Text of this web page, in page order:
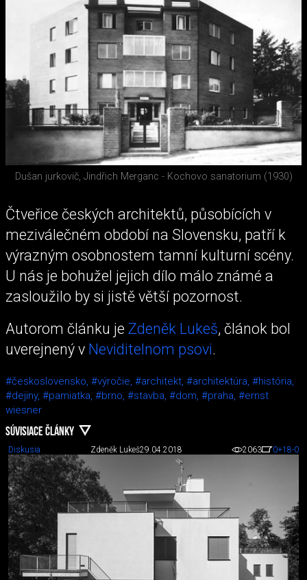
Dušan jurkovič, Jindřich Merganc - Kochovo sanatorium (1930)
Čtveřice českých architektů, působících v
meziválečném období na Slovensku, patří k
výrazným osobnostem tamní kulturní scény.
U nás je bohužel jejich dílo málo známé a
zasloužilo by si jistě větší pozornost.
Autorom článku je Zdeněk Lukeš, článok bol
uverejnený v Neviditelnom psovi.
#československo, #výročie, #architekt, #architektúra, #história,
#dejiny, #pamiatka, #brno, #stavba, #dom, #praha, #ernst
wiesner
SÚVISIACE ČLÁNKY
Diskusia Zdeněk Lukeš29.04.2018 2063 0+18-0